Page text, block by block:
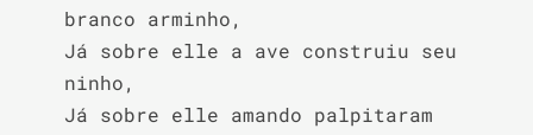
branco arminho,
Já sobre elle a ave construiu seu
ninho,
Já sobre elle amando palpitaram